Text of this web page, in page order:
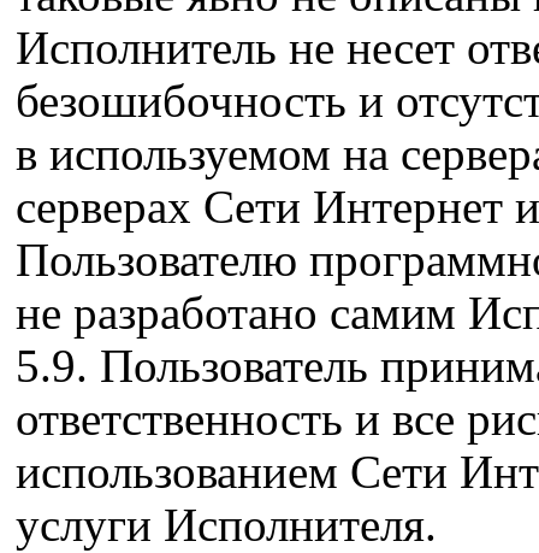
Исполнитель не несет
безошибочность и
в используемом на
серверах Сети Интернет
Пользователю
не разработано самим
5.9. Пользователь
ответственность и все
использованием Сети
услуги Исполнителя.